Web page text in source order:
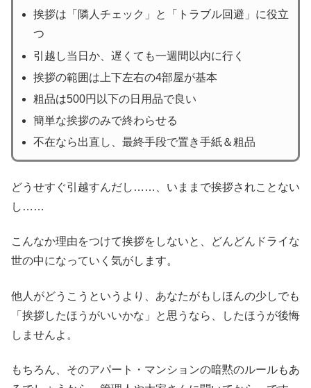
挨拶は「隣人チェック」と「トラブル回避」に役立
つ
引越し当日か、遅くても一週間以内に行く
挨拶の範囲は上下左右の4部屋が基本
粗品は500円以下の日用品で良い
簡単な挨拶のみで終わらせる
不在なら出直し、最終手段で置き手紙＆粗品
どうせすぐ引越すんだし……、いままで挨拶されことない
し……
こんなか理由をつけて挨拶をしないと、どんどんドライな
世の中になっていく気がします。
他人がどうこうというより、あなたがもしほんの少しでも
「挨拶したほうがいいかな」と思うなら、したほうが後悔
しませんよ。
もちろん、そのアパート・マンションの暗黙のルールもあ